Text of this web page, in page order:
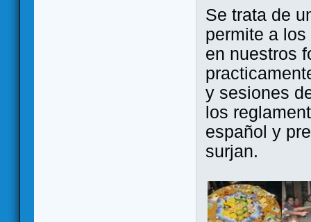
Se trata de
permite a
en nuestros
y sesiones
los
español y
surjan.